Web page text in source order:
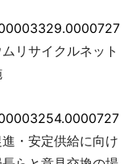
リサイクルネット
・安定供給に向け